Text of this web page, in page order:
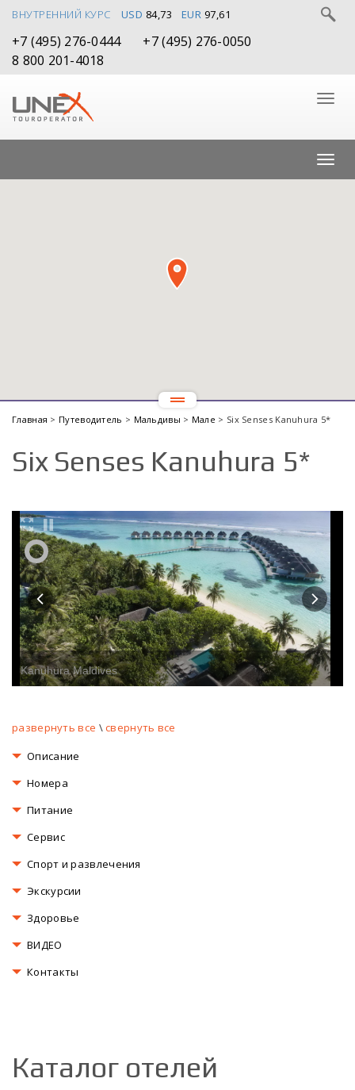
ВНУТРЕННИЙ КУРС USD 84,73 EUR 97,61
+7 (495) 276-0444
+7 (495) 276-0050
8 800 201-4018
Главная > Путеводитель > Мальдивы > Мале > Six Senses Kanuhura 5*
Six Senses Kanuhura 5*
развернуть все \свернуть все
Описание
Номера
Питание
Сервис
Спорт и развлечения
Экскурсии
Здоровье
ВИДЕО
Контакты
Каталог отелей